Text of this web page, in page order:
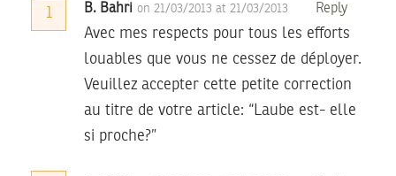
1 B. Bahri on 21/03/2013 at 21/03/2013 Reply
Avec mes respects pour tous les efforts
louables que vous ne cessez de déployer.
Veuillez accepter cette petite correction
au titre de votre article: “Laube est- elle
si proche?”